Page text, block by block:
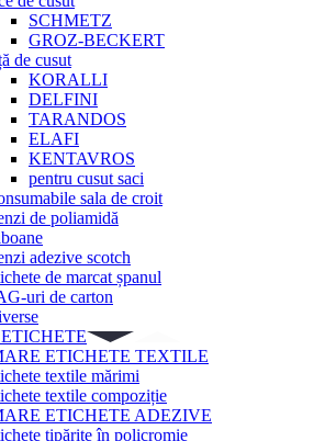
SCHMETZ
GROZ-BECKERT
de cusut
KORALLI
DELFINI
TARANDOS
ELAFI
KENTAVROS
pentru cusut saci
sala de croit
de poliamidă
adezive scotch
de marcat șpanul
uri de carton
ETICHETE TEXTILE
textile mărimi
textile compoziție
ETICHETE ADEZIVE
tipărite în policromie